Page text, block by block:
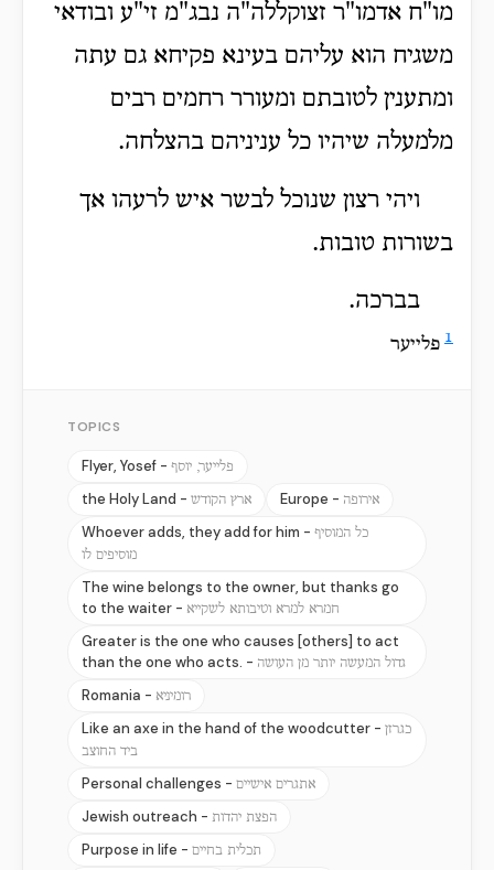
מו"ח אדמו"ר זצוקללה"ה נבג"מ זי"ע ובודאי
משגיח הוא עליהם בעינא פקיחא גם עתה
ומתענין לטובתם ומעורר רחמים רבים
מלמעלה שיהיו כל עניניהם בהצלחה.
ויהי רצון שנוכל לבשר איש לרעהו אך
בשורות טובות.
בברכה.
1 פלייער
TOPICS
Flyer, Yosef - פלייער, יוסף
the Holy Land - ארץ הקודש Europe - אירופה
Whoever adds, they add for him - כל המוסיף
מוסיפים לו
The wine belongs to the owner, but thanks go
to the waiter - חמרא למרא וטיבותא לשקייא
Greater is the one who causes [others] to act
than the one who acts. - גדול המעשה יותר מן העושה
Romania - רומיניא
Like an axe in the hand of the woodcutter - כגרזן
ביד החוצב
Personal challenges - אתגרים אישיים
Jewish outreach - הפצת יהדות
Purpose in life - תכלית בחיים